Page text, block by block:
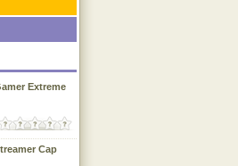
Extreme
Cap